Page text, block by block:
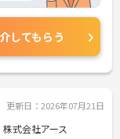
に
さしてもらう
更新日：2026年07月21日
株式会社アース